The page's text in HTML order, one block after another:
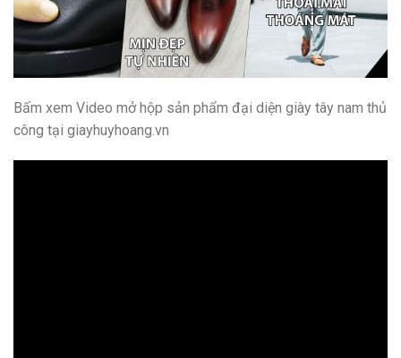
Bấm xem Video mở hộp sản phẩm đại diện giày tây nam thủ
công tại giayhuyhoang.vn